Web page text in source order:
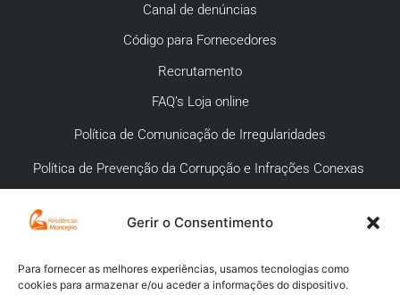
Gerir o Consentimento
Para fornecer as melhores experiências, usamos tecnologias como
cookies para armazenar e/ou aceder a informações do dispositivo.
Canal de denúncias
Código para Fornecedores
Recrutamento
FAQ’s Loja online
Política de Comunicação de Irregularidades
Política de Prevenção da Corrupção e Infrações Conexas
APOIO AO CLIENTE
Meios de pagamento